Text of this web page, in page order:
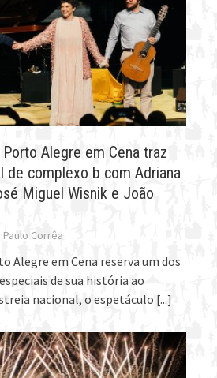
Alegre em Cena traz
de complexo b com Adriana
Miguel Wisnik e João
Paulo Corrêa
Alegre em Cena reserva um dos
de sua história ao
nacional, o espetáculo [...]